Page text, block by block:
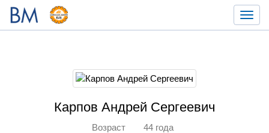
Карпов Андрей Сергеевич
Возраст
44 года